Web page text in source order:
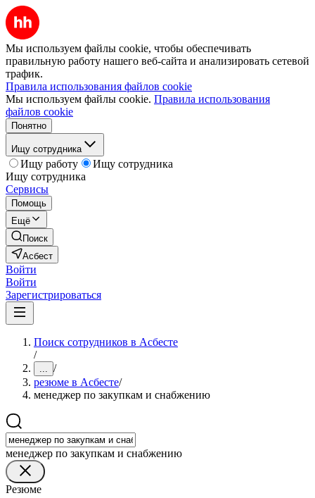
Мы используем файлы cookie, чтобы обеспечивать
правильную работу нашего веб-сайта и анализировать сетевой
трафик.
Правила использования файлов cookie
Мы используем файлы cookie. Правила использования
файлов cookie
Понятно
Ищу сотрудника
Ищу работу
Ищу сотрудника
Ищу сотрудника
Сервисы
Помощь
Ещё
Поиск
Асбест
Войти
Войти
Зарегистрироваться
Поиск сотрудников в Асбесте
/
... /
резюме в Асбесте/
менеджер по закупкам и снабжению
менеджер по закупкам и снабжению
Резюме